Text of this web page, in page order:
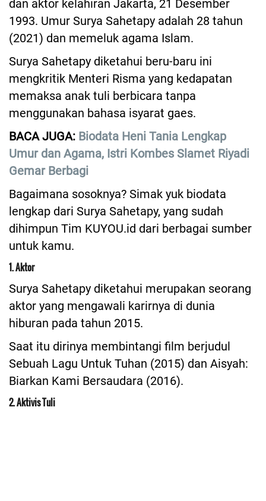
dan aktor kelahiran Jakarta, 21 Desember
1993. Umur Surya Sahetapy adalah 28 tahun
(2021) dan memeluk agama Islam.
Surya Sahetapy diketahui beru-baru ini
mengkritik Menteri Risma yang kedapatan
memaksa anak tuli berbicara tanpa
menggunakan bahasa isyarat gaes.
BACA JUGA: Biodata Heni Tania Lengkap
Umur dan Agama, Istri Kombes Slamet Riyadi
Gemar Berbagi
Bagaimana sosoknya? Simak yuk biodata
lengkap dari Surya Sahetapy, yang sudah
dihimpun Tim KUYOU.id dari berbagai sumber
untuk kamu.
1. Aktor
Surya Sahetapy diketahui merupakan seorang
aktor yang mengawali karirnya di dunia
hiburan pada tahun 2015.
Saat itu dirinya membintangi film berjudul
Sebuah Lagu Untuk Tuhan (2015) dan Aisyah:
Biarkan Kami Bersaudara (2016).
2. Aktivis Tuli